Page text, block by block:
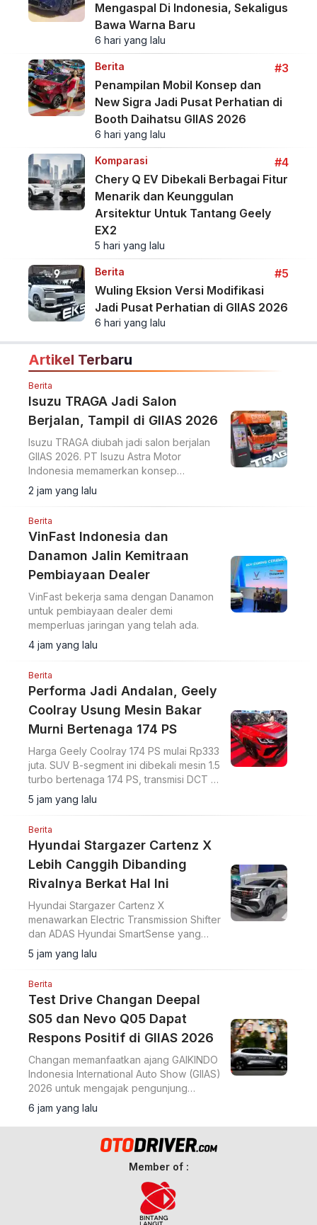
Mengaspal Di Indonesia, Sekaligus
Bawa Warna Baru
6 hari yang lalu
Berita
#3
Penampilan Mobil Konsep dan
New Sigra Jadi Pusat Perhatian di
Booth Daihatsu GIIAS 2026
6 hari yang lalu
Komparasi
#4
Chery Q EV Dibekali Berbagai Fitur
Menarik dan Keunggulan
Arsitektur Untuk Tantang Geely
EX2
5 hari yang lalu
Berita
#5
Wuling Eksion Versi Modifikasi
Jadi Pusat Perhatian di GIIAS 2026
6 hari yang lalu
Artikel Terbaru
Berita
Isuzu TRAGA Jadi Salon
Berjalan, Tampil di GIIAS 2026
Isuzu TRAGA diubah jadi salon berjalan
GIIAS 2026. PT Isuzu Astra Motor
Indonesia memamerkan konsep
modifikasi pikap ringan menjadi ruang
usaha bergerak di ajang GIIAS 2026.
2 jam yang lalu
Berita
VinFast Indonesia dan
Danamon Jalin Kemitraan
Pembiayaan Dealer
VinFast bekerja sama dengan Danamon
untuk pembiayaan dealer demi
memperluas jaringan yang telah ada.
4 jam yang lalu
Berita
Performa Jadi Andalan, Geely
Coolray Usung Mesin Bakar
Murni Bertenaga 174 PS
Harga Geely Coolray 174 PS mulai Rp333
juta. SUV B-segment ini dibekali mesin 1.5
turbo bertenaga 174 PS, transmisi DCT 7
percepatan, akselerasi 0-100 km/jam
dalam 7,6 detik, serta ADAS Level 2.
5 jam yang lalu
Berita
Hyundai Stargazer Cartenz X
Lebih Canggih Dibanding
Rivalnya Berkat Hal Ini
Hyundai Stargazer Cartenz X
menawarkan Electric Transmission Shifter
dan ADAS Hyundai SmartSense yang
lebih lengkap. Simak harga Hyundai
Stargazer Cartenz X terbaru mulai Rp350
5 jam yang lalu
Berita
Test Drive Changan Deepal
S05 dan Nevo Q05 Dapat
Respons Positif di GIIAS 2026
Changan memanfaatkan ajang GAIKINDO
Indonesia International Auto Show (GIIAS)
2026 untuk mengajak pengunjung
merasakan langsung performa dua
model terbarunya, Changan Deepal S05
dan Changan Nevo Q05.
6 jam yang lalu
Member of :